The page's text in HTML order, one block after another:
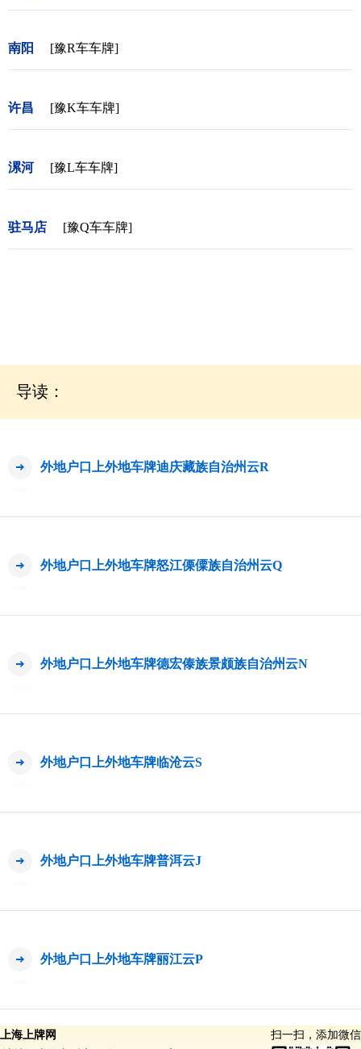
南阳 [豫R车车牌]
许昌 [豫K车车牌]
漯河 [豫L车车牌]
驻马店 [豫Q车车牌]
导读：
外地户口上外地车牌迪庆藏族自治州云R
外地户口上外地车牌怒江傈僳族自治州云Q
外地户口上外地车牌德宏傣族景颇族自治州云N
外地户口上外地车牌临沧云S
外地户口上外地车牌普洱云J
外地户口上外地车牌丽江云P
扫一扫，添加微信
上海上牌网